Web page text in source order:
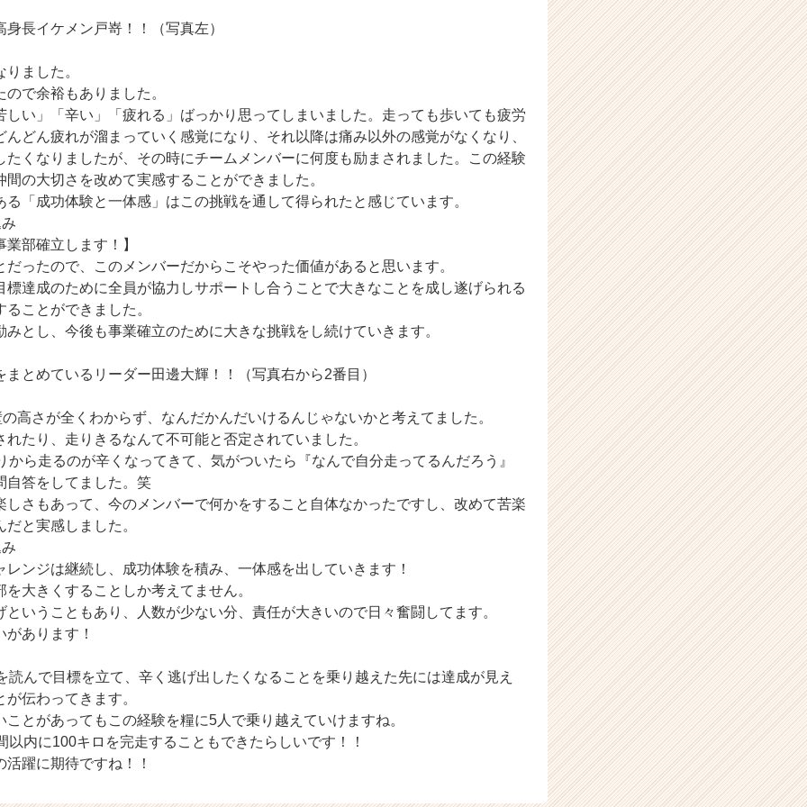
長イケメン戸嵜！！（写真左）
ました。
で余裕もありました。
しい」「辛い」「疲れる」ばっかり思ってしまいました。走っても歩いても疲労
んどん疲れが溜まっていく感覚になり、それ以降は痛み以外の感覚がなくなり、
たくなりましたが、その時にチームメンバーに何度も励まされました。この経験
の大切さを改めて実感することができました。
る「成功体験と一体感」はこの挑戦を通して得られたと感じています。
部確立します！】
だったので、このメンバーだからこそやった価値があると思います。
標達成のために全員が協力しサポートし合うことで大きなことを成し遂げられる
ことができました。
みとし、今後も事業確立のために大きな挑戦をし続けていきます。
とめているリーダー田邊大輝！！（写真右から2番目）
高さが全くわからず、なんだかんだいけるんじゃないかと考えてました。
たり、走りきるなんて不可能と否定されていました。
から走るのが辛くなってきて、気がついたら『なんで自分走ってるんだろう』
自答をしてました。笑
しさもあって、今のメンバーで何かをすること自体なかったですし、改めて苦楽
と実感しました。
レンジは継続し、成功体験を積み、一体感を出していきます！
大きくすることしか考えてません。
ということもあり、人数が少ない分、責任が大きいので日々奮闘してます。
あります！
読んで目標を立て、辛く逃げ出したくなることを乗り越えた先には達成が見え
伝わってきます。
とがあってもこの経験を糧に5人で乗り越えていけますね。
以内に100キロを完走することもできたらしいです！！
躍に期待ですね！！